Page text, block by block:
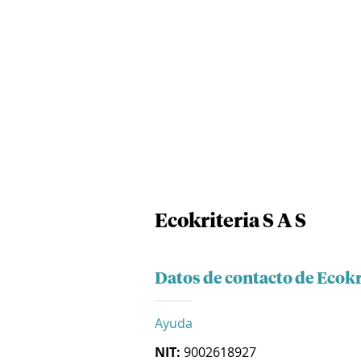
Ecokriteria S A S
Datos de contacto de
Ayuda
NIT: 9002618927